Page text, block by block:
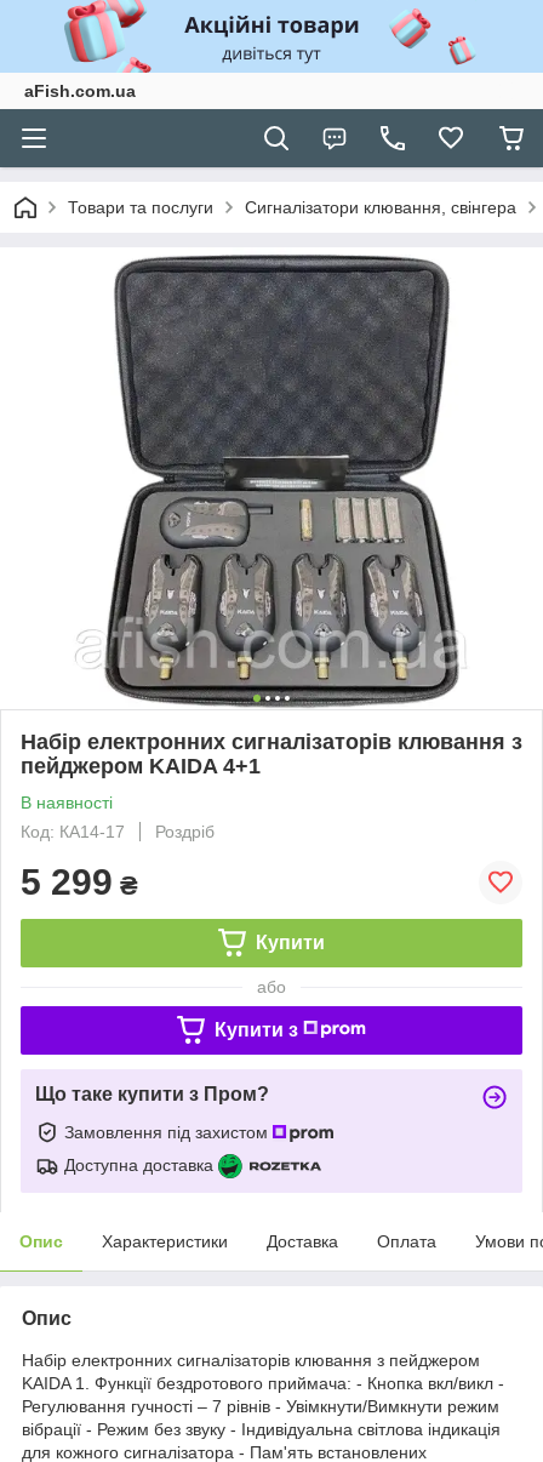
aFish.com.ua
Товари та послуги Сигналізатори клювання, свінгера
Набір електронних сигналізаторів клювання з
пейджером KAIDA 4+1
В наявності
Код: КA14-17
Роздріб
5 299 ₴
Купити
або
Купити з
Що таке купити з Пром?
Замовлення під захистом
Доступна доставка
Опис Характеристики Доставка Оплата Умови
Опис
Набір електронних сигналізаторів клювання з пейджером
KAIDA 1. Функції бездротового приймача: - Кнопка вкл/викл -
Регулювання гучності – 7 рівнів - Увімкнути/Вимкнути режим
вібрації - Режим без звуку - Індивідуальна світлова індикація
для кожного сигналізатора - Пам'ять встановлених